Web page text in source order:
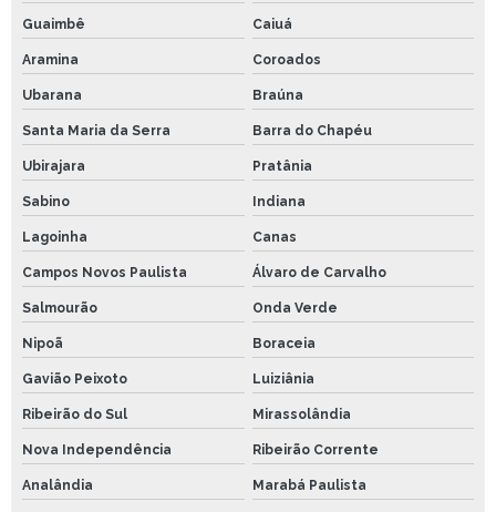
Guaimbê Caiuá
Aramina Coroados
Ubarana Braúna
Santa Maria da Serra Barra do Chapéu
Ubirajara Pratânia
Sabino Indiana
Lagoinha Canas
Campos Novos Paulista Álvaro de Carvalho
Salmourão Onda Verde
Nipoã Boraceia
Gavião Peixoto Luiziânia
Ribeirão do Sul Mirassolândia
Nova Independência Ribeirão Corrente
Analândia Marabá Paulista